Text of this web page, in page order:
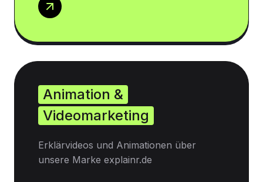
Animation &
Videomarketing
Erklärvideos und Animationen über
unsere Marke explainr.de